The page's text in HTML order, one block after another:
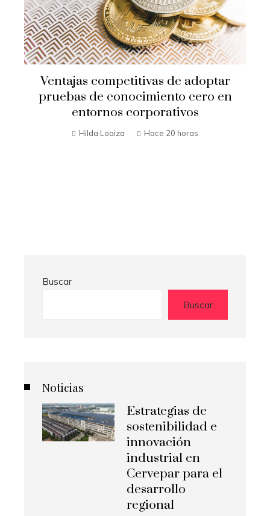
Ventajas competitivas de adoptar
pruebas de conocimiento cero en
entornos corporativos
Hilda Loaiza Hace 20 horas
Buscar
Buscar
Noticias
Estrategias de
sostenibilidad e
innovación
industrial en
Cervepar para el
desarrollo
regional